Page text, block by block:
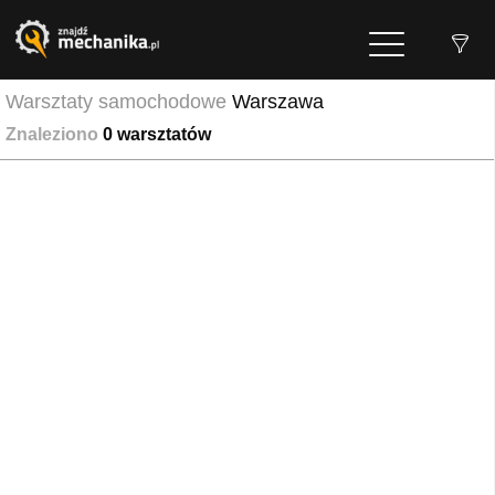
Warsztaty samochodowe Warszawa
Znaleziono 0 warsztatów